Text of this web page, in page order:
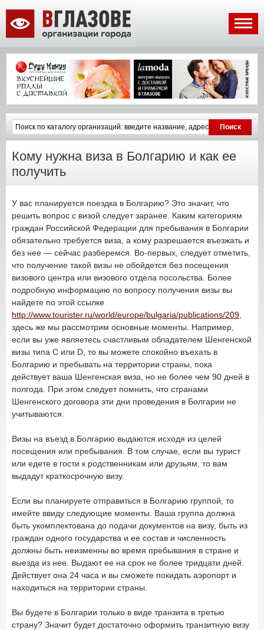
Кому нужна виза в Болгарию и как ее
получить
У вас планируется поездка в Болгарию? Это значит, что
решить вопрос с визой следует заранее. Каким категориям
граждан Российской Федерации для пребывания в Болгарии
обязательно требуется виза, а кому разрешается въезжать и
без нее — сейчас разберемся. Во-первых, следует отметить,
что получение такой визы не обойдется без посещения
визового центра или визового отдела посольства. Более
подробную информацию по вопросу получения визы вы
найдете по этой ссылке
http://www.tourister.ru/world/europe/bulgaria/publications/209
здесь же мы рассмотрим основные моменты. Например,
если вы уже являетесь счастливым обладателем Шенгенской
визы типа С или D, то вы можете спокойно въехать в
Болгарию и пребывать на территории страны, пока
действует ваша Шенгенская виза, но не более чем 90 дней в
полгода. При этом следует помнить, что странами
Шенгенского договора эти дни проведения в Болгарии не
учитываются.
Визы на въезд в Болгарию выдаются исходя из целей
посещения или пребывания. В том случае, если вы турист
или едете в гости к родственникам или друзьям, то вам
выдадут краткосрочную визу.
Если вы планируете отправиться в Болгарию группой, то
имейте ввиду следующие моменты. Ваша группа должна
быть укомплектована до подачи документов на визу, быть из
граждан одного государства и ее состав и численность
должны быть неизменны во время пребывания в стране и
выезда из нее. Выдают ее на срок не более тридцати дней.
Действует она 24 часа и вы сможете покидать аэропорт и
находиться на территории страны.
Вы будете в Болгарии только в виде транзита в третью
страну? Значит будет достаточно оформить транзитную визу